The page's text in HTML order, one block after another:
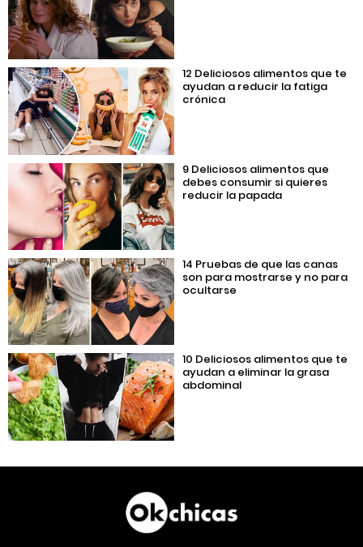
12 Deliciosos alimentos que te
ayudan a reducir la fatiga
crónica
9 Deliciosos alimentos que
debes consumir si quieres
reducir la papada
14 Pruebas de que las canas
son para mostrarse y no para
ocultarse
10 Deliciosos alimentos que te
ayudan a eliminar la grasa
abdominal